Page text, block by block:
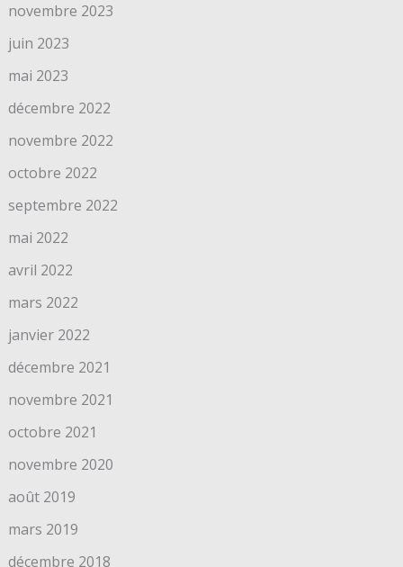
novembre 2023
juin 2023
mai 2023
décembre 2022
novembre 2022
octobre 2022
septembre 2022
mai 2022
avril 2022
mars 2022
janvier 2022
décembre 2021
novembre 2021
octobre 2021
novembre 2020
août 2019
mars 2019
décembre 2018